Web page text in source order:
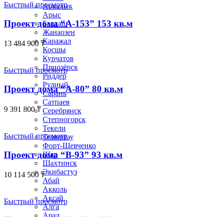
Аркалык
Арыс
Балхаш
Жанаозен
Каражал
Косшы
Курчатов
Приозёрск
Риддер
Рудный
Сарань
Сатпаев
Серебрянск
Степногорск
Текели
Темиртау
Форт-Шевченко
Шар
Шахтинск
Экибастуз
Абай
Акколь
Аксай
Алга
Арал
Быстрый просмотр
Проект дома “А-153” 153 кв.м
13 484 900 ₸
Быстрый просмотр
Проект дома “А-80” 80 кв.м
9 391 800₸
Быстрый просмотр
Проект дома “В-93” 93 кв.м
10 114 500 ₸
Быстрый просмотр